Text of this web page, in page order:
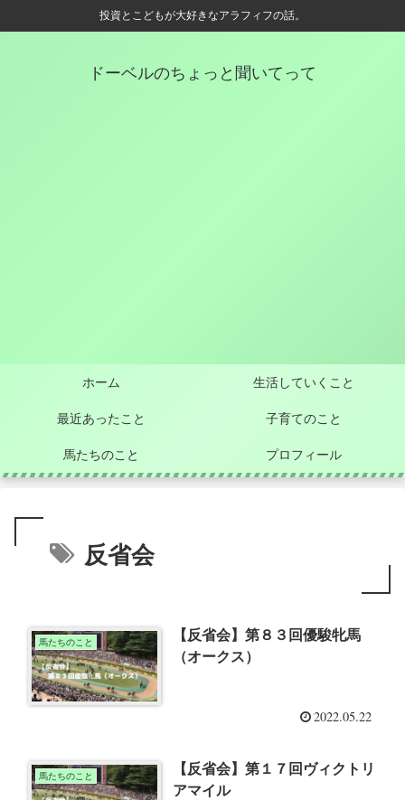
投資とこどもが大好きなアラフィフの話。
ドーベルのちょっと聞いてって
ホーム 生活していくこと
最近あったこと 子育てのこと
馬たちのこと プロフィール
反省会
馬たちのこと
【反省会】第８３回優駿牝馬
（オークス）
2022.05.22
馬たちのこと
【反省会】第１７回ヴィクトリ
アマイル